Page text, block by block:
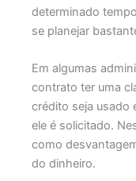
determinado
se planejar
Em algumas
contrato ter uma
crédito seja usado
ele é solicitado.
como
do dinheiro.